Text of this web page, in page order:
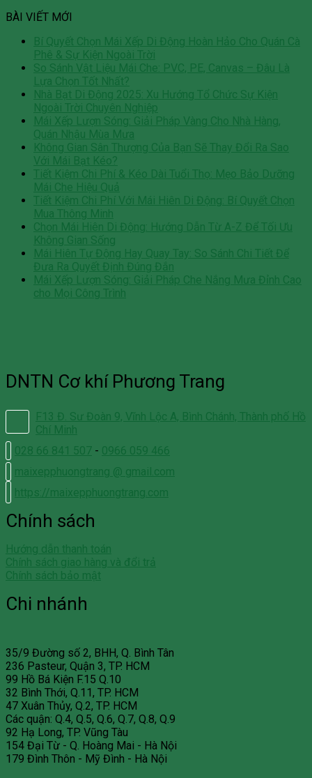
BÀI VIẾT MỚI
Bí Quyết Chọn Mái Xếp Di Động Hoàn Hảo Cho Quán Cà
Phê & Sự Kiện Ngoài Trời
So Sánh Vật Liệu Mái Che: PVC, PE, Canvas – Đâu Là
Lựa Chọn Tốt Nhất?
Nhà Bạt Di Động 2025: Xu Hướng Tổ Chức Sự Kiện
Ngoài Trời Chuyên Nghiệp
Mái Xếp Lượn Sóng: Giải Pháp Vàng Cho Nhà Hàng,
Quán Nhậu Mùa Mưa
Không Gian Sân Thượng Của Bạn Sẽ Thay Đổi Ra Sao
Với Mái Bạt Kéo?
Tiết Kiệm Chi Phí & Kéo Dài Tuổi Thọ: Mẹo Bảo Dưỡng
Mái Che Hiệu Quả
Tiết Kiệm Chi Phí Với Mái Hiên Di Động: Bí Quyết Chọn
Mua Thông Minh
Chọn Mái Hiên Di Động: Hướng Dẫn Từ A-Z Để Tối Ưu
Không Gian Sống
Mái Hiên Tự Động Hay Quay Tay: So Sánh Chi Tiết Để
Đưa Ra Quyết Định Đúng Đắn
Mái Xếp Lượn Sóng: Giải Pháp Che Nắng Mưa Đỉnh Cao
cho Mọi Công Trình
DNTN Cơ khí Phương Trang
F13 Đ. Sư Đoàn 9, Vĩnh Lộc A, Bình Chánh, Thành phố Hồ
Chí Minh
028 66 841 507 - 0966 059 466
maixepphuongtrang @ gmail.com
https://maixepphuongtrang.com
Chính sách
Hướng dẫn thanh toán
Chính sách giao hàng và đổi trả
Chính sách bảo mật
Chi nhánh
35/9 Đường số 2, BHH, Q. Bình Tân
236 Pasteur, Quận 3, TP. HCM
99 Hồ Bá Kiện F.15 Q.10
32 Bình Thới, Q.11, TP. HCM
47 Xuân Thủy, Q.2, TP. HCM
Các quận: Q.4, Q.5, Q.6, Q.7, Q.8, Q.9
92 Hạ Long, TP. Vũng Tàu
154 Đại Từ - Q. Hoàng Mai - Hà Nội
179 Đình Thôn - Mỹ Đình - Hà Nội